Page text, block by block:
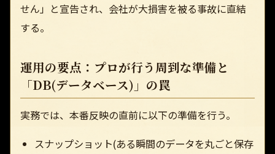
せん」と宣告され、会社が大損害を被る事故に直結
する。
運用の要点：プロが行う周到な準備と
「DB(データベース)」の罠
実務では、本番反映の直前に以下の準備を行う。
スナップショット(ある瞬間のデータを丸ごと保存